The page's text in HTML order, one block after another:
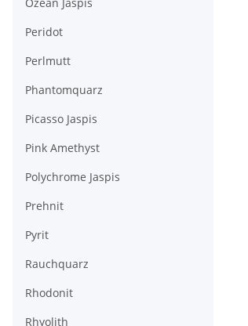
Peridot
Perlmutt
Phantomquarz
Picasso Jaspis
Pink Amethyst
Polychrome Jaspis
Prehnit
Pyrit
Rauchquarz
Rhodonit
Rhyolith